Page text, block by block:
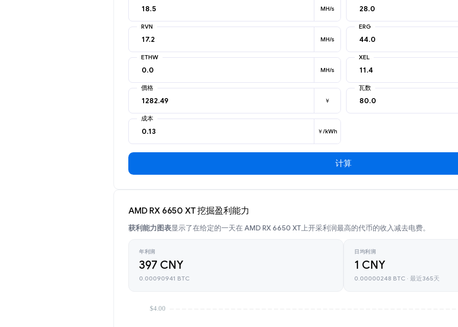
MH/s
RVN
MH/s
ERG
ETHW
MH/s
XEL
價格
￥
瓦数
成本
￥/kWh
计算
AMD RX 6650 XT 挖掘盈利能力
获利能力图表显示了在给定的一天在 AMD RX 6650 XT上开采利润最高的代币的收入减去电费。
年利润
397 CNY
0.00090941 BTC
日均利润
1 CNY
0.00000248 BTC · 最近365天